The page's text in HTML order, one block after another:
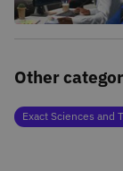
Other
Exact Sciences and